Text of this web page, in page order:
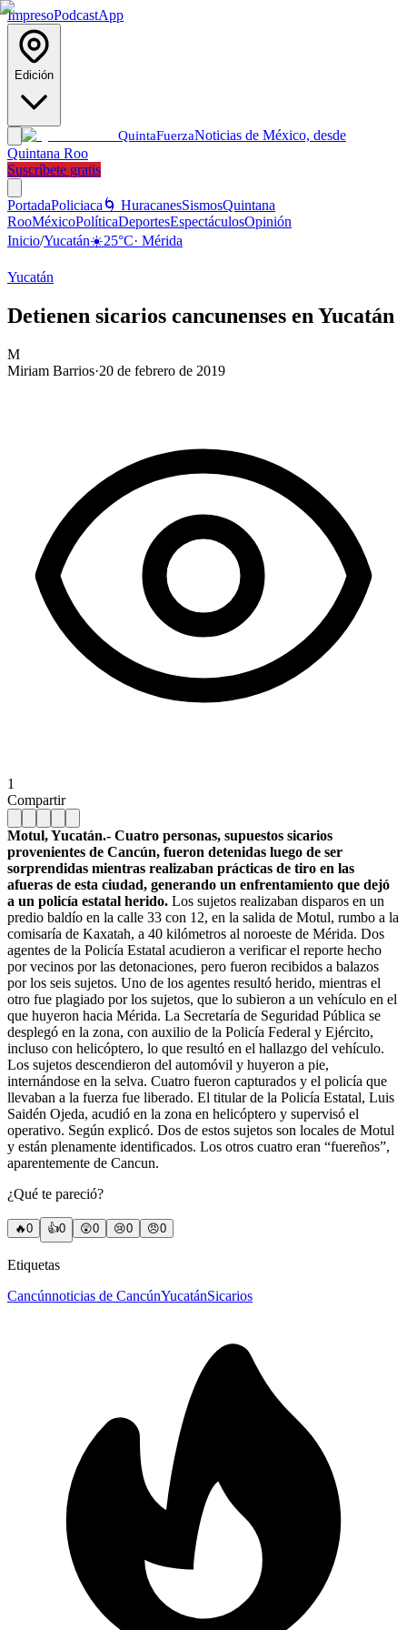
ImpresoPodcastApp
Edición
QuintaFuerzaNoticias de México, desde
Quintana Roo
Suscríbete gratis
PortadaPoliciaca 🌀 HuracanesSismosQuintana
RooMéxicoPolíticaDeportesEspectáculosOpinión
Inicio/Yucatán☀️25°C· Mérida
Yucatán
Detienen sicarios cancunenses en Yucatán
M
Miriam Barrios·20 de febrero de 2019
1
Compartir
Motul, Yucatán.- Cuatro personas, supuestos sicarios
provenientes de Cancún, fueron detenidas luego de ser
sorprendidas mientras realizaban prácticas de tiro en las
afueras de esta ciudad, generando un enfrentamiento que dejó
a un policía estatal herido. Los sujetos realizaban disparos en un
predio baldío en la calle 33 con 12, en la salida de Motul, rumbo a la
comisaría de Kaxatah, a 40 kilómetros al noroeste de Mérida. Dos
agentes de la Policía Estatal acudieron a verificar el reporte hecho
por vecinos por las detonaciones, pero fueron recibidos a balazos
por los seis sujetos. Uno de los agentes resultó herido, mientras el
otro fue plagiado por los sujetos, que lo subieron a un vehículo en el
que huyeron hacia Mérida. La Secretaría de Seguridad Pública se
desplegó en la zona, con auxilio de la Policía Federal y Ejército,
incluso con helicóptero, lo que resultó en el hallazgo del vehículo.
Los sujetos descendieron del automóvil y huyeron a pie,
internándose en la selva. Cuatro fueron capturados y el policía que
llevaban a la fuerza fue liberado. El titular de la Policía Estatal, Luis
Saidén Ojeda, acudió en la zona en helicóptero y supervisó el
operativo. Según explicó. Dos de estos sujetos son locales de Motul
y están plenamente identificados. Los otros cuatro eran “fuereños”,
aparentemente de Cancun.
¿Qué te pareció?
🔥0 👍0 😲0 😢0 😠0
Etiquetas
Cancúnnoticias de CancúnYucatánSicarios